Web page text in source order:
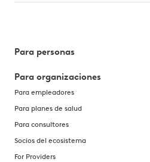
Para personas
Para organizaciones
Para empleadores
Para planes de salud
Para consultores
Socios del ecosistema
For Providers